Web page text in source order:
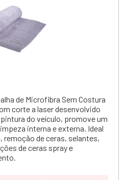
de Microfibra Sem Costura
corte a laser desenvolvido
do veículo, promove um
interna e externa. Ideal
remoção de ceras, selantes,
de ceras spray e